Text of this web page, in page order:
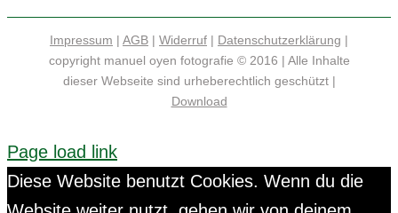
Impressum | AGB | Widerruf | Datenschutzerklärung |
copyright manuel oyen fotografie © 2016 | Alle Inhalte
dieser Webseite sind urheberechtlich geschützt |
Download
Page load link
Diese Website benutzt Cookies. Wenn du die